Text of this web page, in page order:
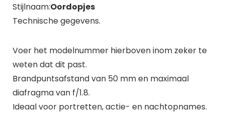
Stijlnaam:Oordopjes
Technische gegevens.
Voer het modelnummer hierboven inom zeker te
weten dat dit past.
Brandpuntsafstand van 50 mm en maximaal
diafragma van f/1.8.
Ideaal voor portretten, actie- en nachtopnames.